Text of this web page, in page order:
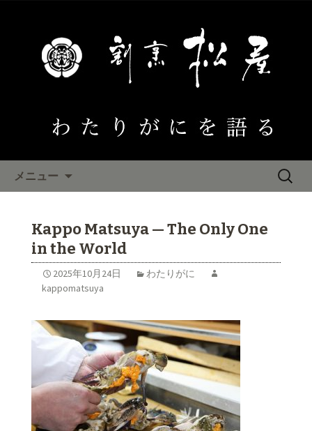
わたりがにを語る
烹松屋」のブログ
メニュー
検
Kappo Matsuya — The Only One
in the World
2025年10月24日
わたりがに
kappomatsuya